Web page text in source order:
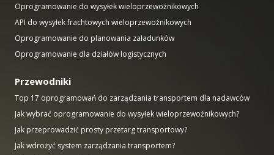
Oprogramowanie do wysyłek wieloprzewoźnikowych
API do wysyłek frachtowych wieloprzewoźnikowych
Oprogramowanie do planowania załadunków
Oprogramowanie dla działów logistycznych
Przewodniki
Top 17 oprogramowań do zarządzania transportem dla nadawców
Jak wybrać oprogramowanie do wysyłek wieloprzewoźnikowych?
Jak przeprowadzić prosty przetarg transportowy?
Jak wdrożyć system zarządzania transportem?